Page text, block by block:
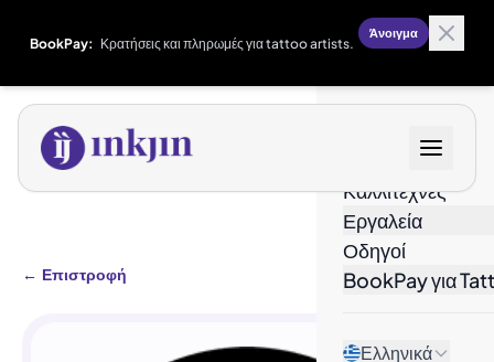
BookPay: Κρατήσεις και πληρωμές για tattoo artists.
Άνοιγμα
Καλλιτέχνες
Εργαλεία
Οδηγοί
BookPay για
Ελληνικά
← Επιστροφή